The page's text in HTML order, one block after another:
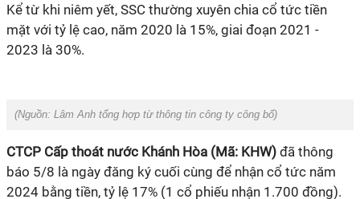
Kể từ khi niêm yết, SSC thường xuyên chia cổ tức tiền
mặt với tỷ lệ cao, năm 2020 là 15%, giai đoạn 2021 -
2023 là 30%.
(Nguồn: Lâm Anh tổng hợp từ thông tin công ty công bố)
CTCP Cấp thoát nước Khánh Hòa (Mã: KHW) đã thông
báo 5/8 là ngày đăng ký cuối cùng để nhận cổ tức năm
2024 bằng tiền, tỷ lệ 17% (1 cổ phiếu nhận 1.700 đồng).